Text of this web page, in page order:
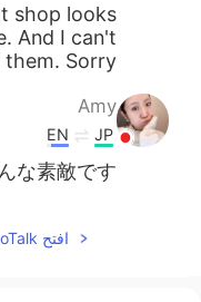
shop looks
And I can't
Sorry.
Amy
JP
EN
な素敵です♡
افتح HelloTalk للانضمام الى المحادثة